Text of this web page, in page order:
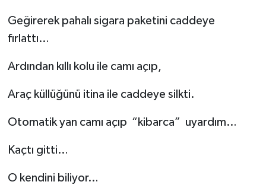
Geğirerek pahalı sigara paketini caddeye
fırlattı…
Ardından kıllı kolu ile camı açıp,
Araç küllüğünü itina ile caddeye silkti.
Otomatik yan camı açıp “kibarca” uyardım…
Kaçtı gitti…
O kendini biliyor…
Şaphane
Simav
Siyaset